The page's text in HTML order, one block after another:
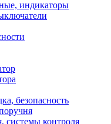
индикаторы
безопасность
системы контроля